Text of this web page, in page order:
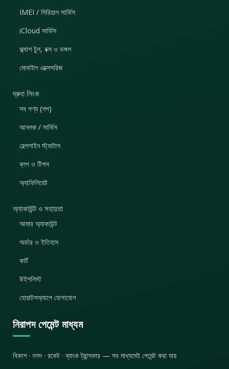
IMEI / সিরিয়াল সার্ভিস
iCloud সার্ভিস
ফ্ল্যাশ টুল, বক্স ও ডঙ্গল
মোবাইল এক্সেসরিজ
দ্রুত লিংক
সব পণ্য (শপ)
আনলক / সার্ভিস
হেল্পলাইন স্ট্যাটাস
ব্লগ ও টিপস
অ্যাফিলিয়েট
অ্যাকাউন্ট ও সহায়তা
আমার অ্যাকাউন্ট
অর্ডার ও ইতিহাস
কার্ট
উইশলিস্ট
হোয়াটসঅ্যাপে যোগাযোগ
নিরাপদ পেমেন্ট মাধ্যম
বিকাশ · নগদ · রকেট · ব্যাংক ট্রান্সফার — সব মাধ্যমেই পেমেন্ট করা যায়